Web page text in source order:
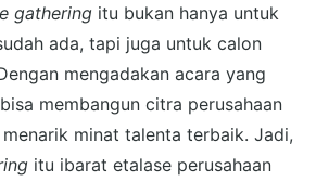
gathering itu bukan hanya untuk
ada, tapi juga untuk calon
mengadakan acara yang
membangun citra perusahaan
minat talenta terbaik. Jadi,
itu ibarat etalase perusahaan